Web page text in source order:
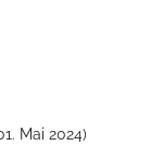
Mai 2024)